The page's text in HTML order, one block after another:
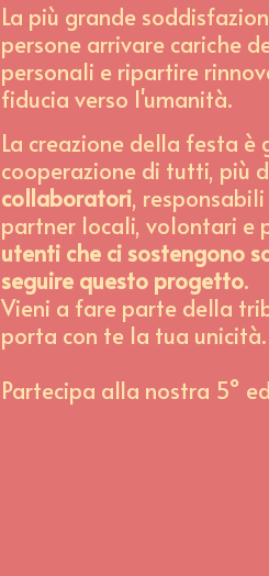
La più grande
persone arrivare cariche
personali e ripartire
fiducia verso l'umanità.
La creazione della festa è
cooperazione di tutti, più
collaboratori,
partner locali, volontari e
utenti che ci sostengono
seguire questo progetto.
Vieni a fare parte della
porta con te la tua unicità.
Partecipa alla nostra 5°